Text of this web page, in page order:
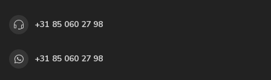
+31 85 060 27 98
+31 85 060 27 98